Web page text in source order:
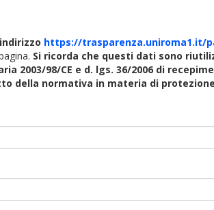
https://trasparenza.uniroma1.it/
Si ricorda che questi dati sono
98/CE e d. lgs. 36/2006 di
della normativa in materia di